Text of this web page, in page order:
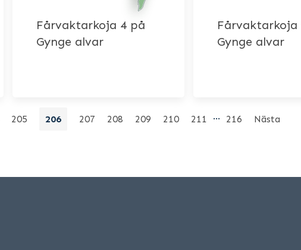
Fårvaktarkoja 4 på
Gynge alvar
Fårvaktarkoja
Gynge alvar
205 206 207 208 209 210 211 … 216 Nästa